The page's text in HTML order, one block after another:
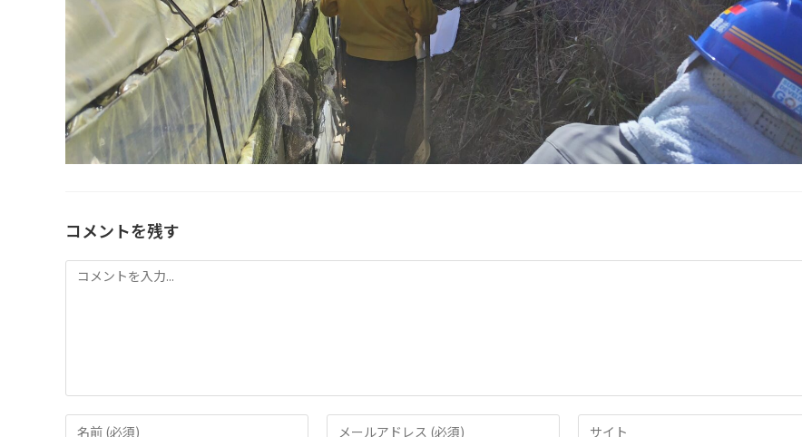
コメントを残す